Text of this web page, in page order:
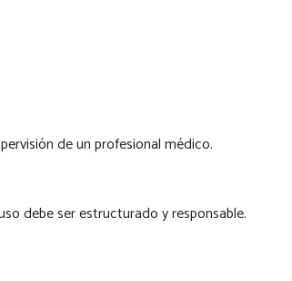
de un profesional médico.
debe ser estructurado y responsable.